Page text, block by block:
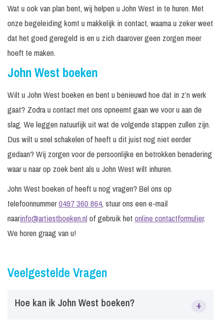
Wat u ook van plan bent, wij helpen u John West in te huren. Met
onze begeleiding komt u makkelijk in contact, waarna u zeker weet
dat het goed geregeld is en u zich daarover geen zorgen meer
hoeft te maken.
John West boeken
Wilt u John West boeken en bent u benieuwd hoe dat in z’n werk
gaat? Zodra u contact met ons opneemt gaan we voor u aan de
slag. We leggen natuurlijk uit wat de volgende stappen zullen zijn.
Dus wilt u snel schakelen of heeft u dit juist nog niet eerder
gedaan? Wij zorgen voor de persoonlijke en betrokken benadering
waar u naar op zoek bent als u John West wilt inhuren.
John West boeken of heeft u nog vragen? Bel ons op
telefoonnummer0497 360 864, stuur ons een e-mail
naarinfo@artiestboeken.nlof gebruik het online contactformulier.
We horen graag van u!
Veelgestelde Vragen
Hoe kan ik John West boeken? +